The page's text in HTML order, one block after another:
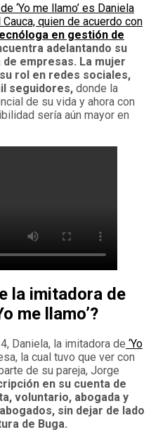
‘Yo me llamo’ es Daniela
quien de acuerdo con
en gestión de
adelantando su
empresas. La mujer
rol en redes sociales,
seguidores, donde la
de su vida y ahora con
sería aún mayor en
la imitadora de
me llamo’?
Daniela, la imitadora de ‘Yo
la cual tuvo que ver con
de su pareja, Jorge
en su cuenta de
voluntario, abogada y
sin dejar de lado
de Buga.